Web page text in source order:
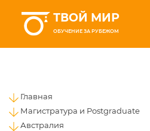
ТВОЙ МИР
ОБУЧЕНИЕ ЗА РУБЕЖОМ
Главная
Магистратура и Postgraduate
Австралия